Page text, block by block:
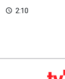
access_time 2:10